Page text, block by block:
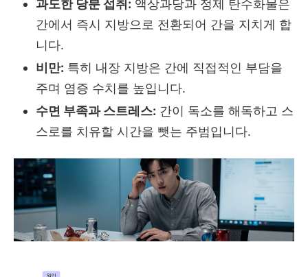
과도한 당분 섭취: 액상과당과 정제 탄수화물은
간에서 즉시 지방으로 전환되어 간을 지치게 합
니다.
비만: 특히 내장 지방은 간에 직접적인 부담을
주며 염증 수치를 높입니다.
수면 부족과 스트레스: 간이 독소를 해독하고 스
스로를 치유할 시간을 뺏는 주범입니다.